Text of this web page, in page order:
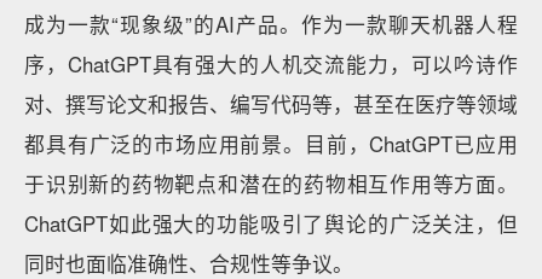
成为一款“现象级”的AI产品。作为一款聊天机器人程
序，ChatGPT具有强大的人机交流能力，可以吟诗作
对、撰写论文和报告、编写代码等，甚至在医疗等领域
都具有广泛的市场应用前景。目前，ChatGPT已应用
于识别新的药物靶点和潜在的药物相互作用等方面。
ChatGPT如此强大的功能吸引了舆论的广泛关注，但
同时也面临准确性、合规性等争议。